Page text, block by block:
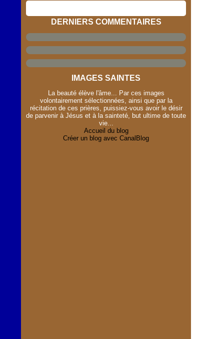
DERNIERS COMMENTAIRES
IMAGES SAINTES
La beauté élève l'âme... Par ces images
volontairement sélectionnées, ainsi que par la
récitation de ces prières, puissiez-vous avoir le désir
de parvenir à Jésus et à la sainteté, but ultime de toute
vie...
Accueil du blog
Créer un blog avec CanalBlog